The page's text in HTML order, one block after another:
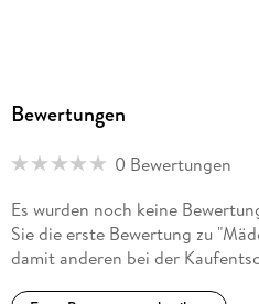
Bewertungen
0 Bewertungen
Es wurden noch keine
Sie die erste Bewertung zu
damit anderen bei der